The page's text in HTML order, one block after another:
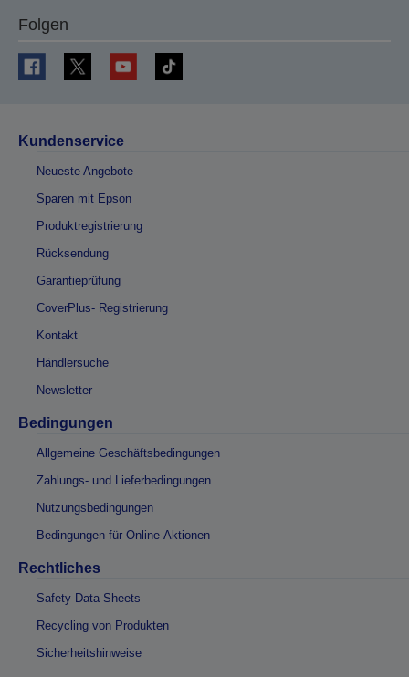
Folgen
Kundenservice
Neueste Angebote
Sparen mit Epson
Produktregistrierung
Rücksendung
Garantieprüfung
CoverPlus- Registrierung
Kontakt
Händlersuche
Newsletter
Bedingungen
Allgemeine Geschäftsbedingungen
Zahlungs- und Lieferbedingungen
Nutzungsbedingungen
Bedingungen für Online-Aktionen
Rechtliches
Safety Data Sheets
Recycling von Produkten
Sicherheitshinweise